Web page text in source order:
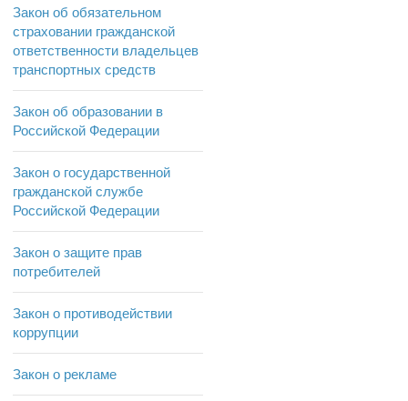
Закон об обязательном
страховании гражданской
ответственности владельцев
транспортных средств
Закон об образовании в
Российской Федерации
Закон о государственной
гражданской службе
Российской Федерации
Закон о защите прав
потребителей
Закон о противодействии
коррупции
Закон о рекламе